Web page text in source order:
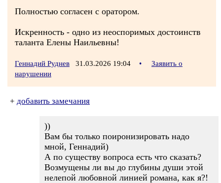
Полностью согласен с оратором.
Искренность - одно из неоспоримых достоинств
таланта Елены Наильевны!
Геннадий Руднев 31.03.2026 19:04 •
Заявить о
нарушении
+ добавить замечания
))
Вам бы только поиронизировать надо
мной, Геннадий)
А по существу вопроса есть что сказать?
Возмущены ли вы до глубины души этой
нелепой любовной линией романа, как я?!